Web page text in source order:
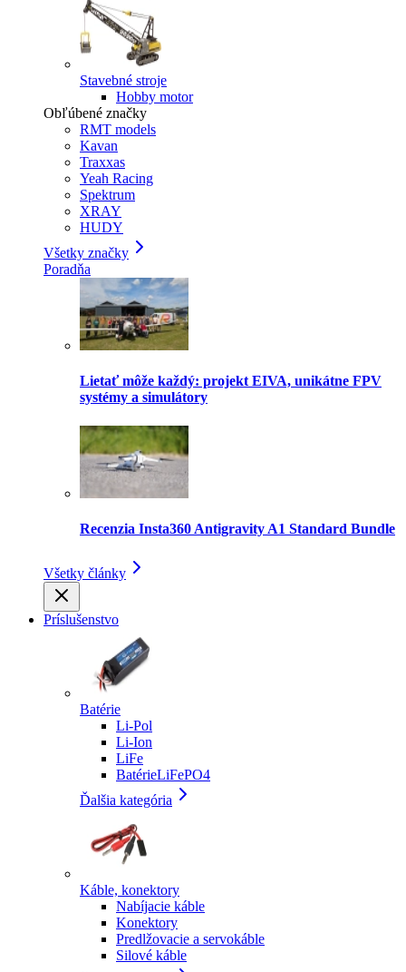
Stavebné stroje
Hobby motor
Obľúbené značky
RMT models
Kavan
Traxxas
Yeah Racing
Spektrum
XRAY
HUDY
Všetky značky
Poradňa
Lietať môže každý: projekt EIVA, unikátne FPV
systémy a simulátory
Recenzia Insta360 Antigravity A1 Standard Bundle
Všetky články
Príslušenstvo
Batérie
Li-Pol
Li-Ion
LiFe
BatérieLiFePO4
Ďalšia kategória
Káble, konektory
Nabíjacie káble
Konektory
Predlžovacie a servokáble
Silové káble